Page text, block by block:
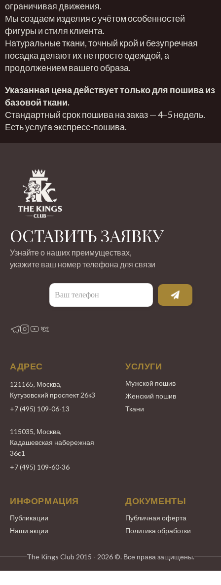
ограничивая движения.
Мы создаем изделия с учётом особенностей
фигуры и стиля клиента.
Натуральные ткани, точный крой и безупречная
посадка делают их не просто одеждой, а
продолжением вашего образа.
Указанная цена действует только для пошива из
базовой ткани.
Стандартный срок пошива на заказ — 4–5 недель.
Есть услуга экспресс-пошива.
ОСТАВИТЬ ЗАЯВКУ
Узнайте о наших преимуществах,
укажите ваш номер телефона для связи
АДРЕС
121165, Москва,
Кутузовский проспект 26к3
+7 (495) 109-06-13
115035, Москва,
Кадашевская набережная
36с1
+7 (495) 109-60-36
УСЛУГИ
Мужской пошив
Женский пошив
Ткани
ИНФОРМАЦИЯ
Публикации
Наши акции
ДОКУМЕНТЫ
Публичная оферта
Политика обработки
The Kings Club 2015 - 2026 ©. Все права защищены.